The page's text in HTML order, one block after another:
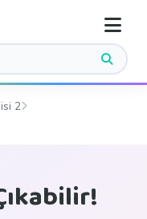
2